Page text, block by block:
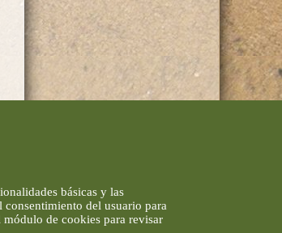
básicas y las
del usuario para
de cookies para revisar